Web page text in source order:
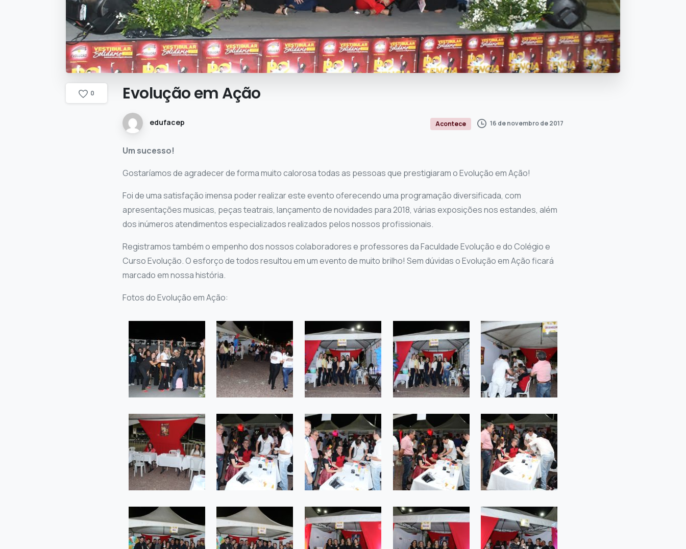
0 Evoluçãoem Ação
edufacep Acontece 16 de novembro de 2017
Um sucesso!
Gostaríamos de agradecer de forma muito calorosa todas as pessoas que prestigiaram o Evolução em Ação!
Foi de uma satisfação imensa poder realizar este evento oferecendo uma programação diversificada, com
apresentações musicas, peças teatrais, lançamento de novidades para 2018, várias exposições nos estandes, além
dos inúmeros atendimentos especializados realizados pelos nossos profissionais.
Registramos também o empenho dos nossos colaboradores e professores da Faculdade Evolução e do Colégio e
Curso Evolução. O esforço de todos resultou em um evento de muito brilho! Sem dúvidas o Evolução em Ação ficará
marcado em nossa história.
Fotos do Evolução em Ação: